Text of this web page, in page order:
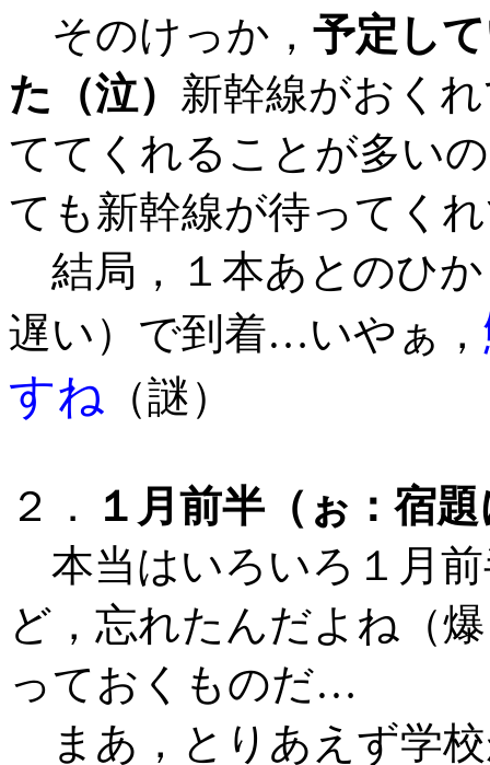
そのけっか， 予定し
た（泣） 新幹線がおく
ててくれることが多い
ても新幹線が待ってく
結局，１本あとのひ
遅い）で到着…いやぁ，
すね （謎）
２．
１月前半（ぉ：宿
本当はいろいろ１月
ど，忘れたんだよね（
っておくものだ…
まあ，とりあえず学